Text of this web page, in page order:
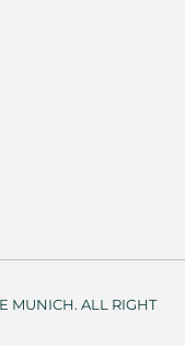
MUNICH. ALL RIGHT